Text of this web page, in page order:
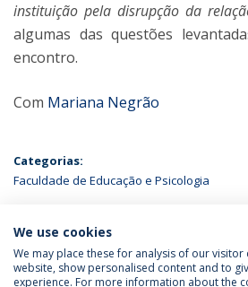
instituição pela disrupção da
algumas das questões
encontro.
Com Mariana Negrão
Categorias:
Faculdade de Educação e Psicologia
ÚLTIMAS NOTÍCIAS
We use cookies
We may place these for analysis of our
website, show personalised content and to
experience. For more information about the